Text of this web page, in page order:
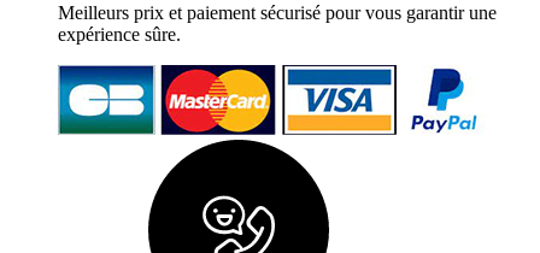
Meilleurs prix et paiement sécurisé pour vous garantir une
expérience sûre.